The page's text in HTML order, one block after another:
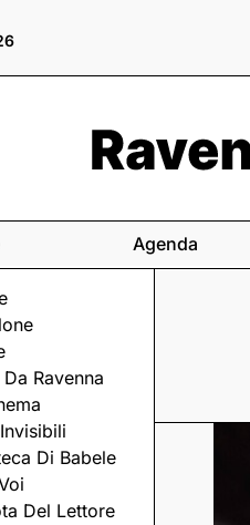
Ravenna
Di Babele
Del Lettore
Agenda